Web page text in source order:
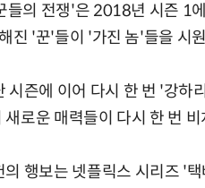
들의 전쟁'은 2018년 시즌 1
진 '꾼'들이 '가진 놈'들을 시
시즌에 이어 다시 한 번 '강
새로운 매력들이 다시 한 번
의 행보는 넷플릭스 시리즈 '